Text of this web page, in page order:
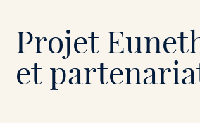
Mont-
le-
Soie
Projet
et